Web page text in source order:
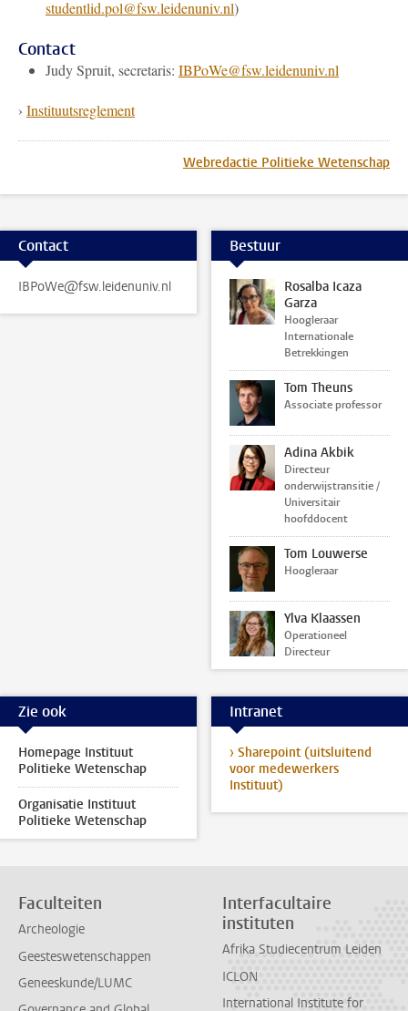
studentlid.pol@fsw.leidenuniv.nl)
Contact
Judy Spruit, secretaris: IBPoWe@fsw.leidenuniv.nl
› Instituutsreglement
Webredactie Politieke Wetenschap
Contact
IBPoWe@fsw.leidenuniv.nl
Bestuur
Rosalba Icaza
Garza
Hoogleraar
Internationale
Betrekkingen
Tom Theuns
Associate professor
Adina Akbik
Directeur
onderwijstransitie /
Universitair
hoofddocent
Tom Louwerse
Hoogleraar
Ylva Klaassen
Operationeel
Directeur
Zie ook
Homepage Instituut
Politieke Wetenschap
Organisatie Instituut
Politieke Wetenschap
Intranet
› Sharepoint (uitsluitend
voor medewerkers
Instituut)
Faculteiten
Archeologie
Geesteswetenschappen
Geneeskunde/LUMC
Interfacultaire
instituten
Afrika Studiecentrum Leiden
ICLON
International Institute for